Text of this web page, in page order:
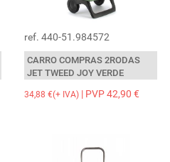
ref. 440-51.984572
CARRO COMPRAS 2RODAS
JET TWEED JOY VERDE
34,88 €(+ IVA)| PVP 42,90 €